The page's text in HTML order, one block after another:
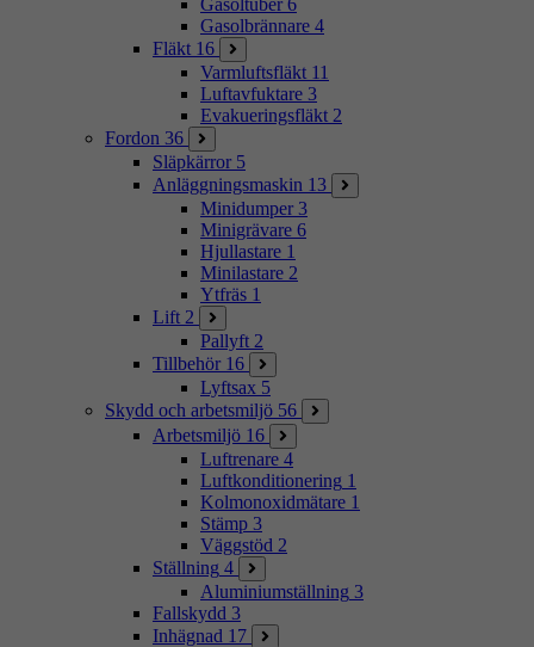
Gasoltuber 6
Gasolbrännare 4
Fläkt 16
Varmluftsfläkt 11
Luftavfuktare 3
Evakueringsfläkt 2
Fordon 36
Släpkärror 5
Anläggningsmaskin 13
Minidumper 3
Minigrävare 6
Hjullastare 1
Minilastare 2
Ytfräs 1
Lift 2
Pallyft 2
Tillbehör 16
Lyftsax 5
Skydd och arbetsmiljö 56
Arbetsmiljö 16
Luftrenare 4
Luftkonditionering 1
Kolmonoxidmätare 1
Stämp 3
Väggstöd 2
Ställning 4
Aluminiumställning 3
Fallskydd 3
Inhägnad 17